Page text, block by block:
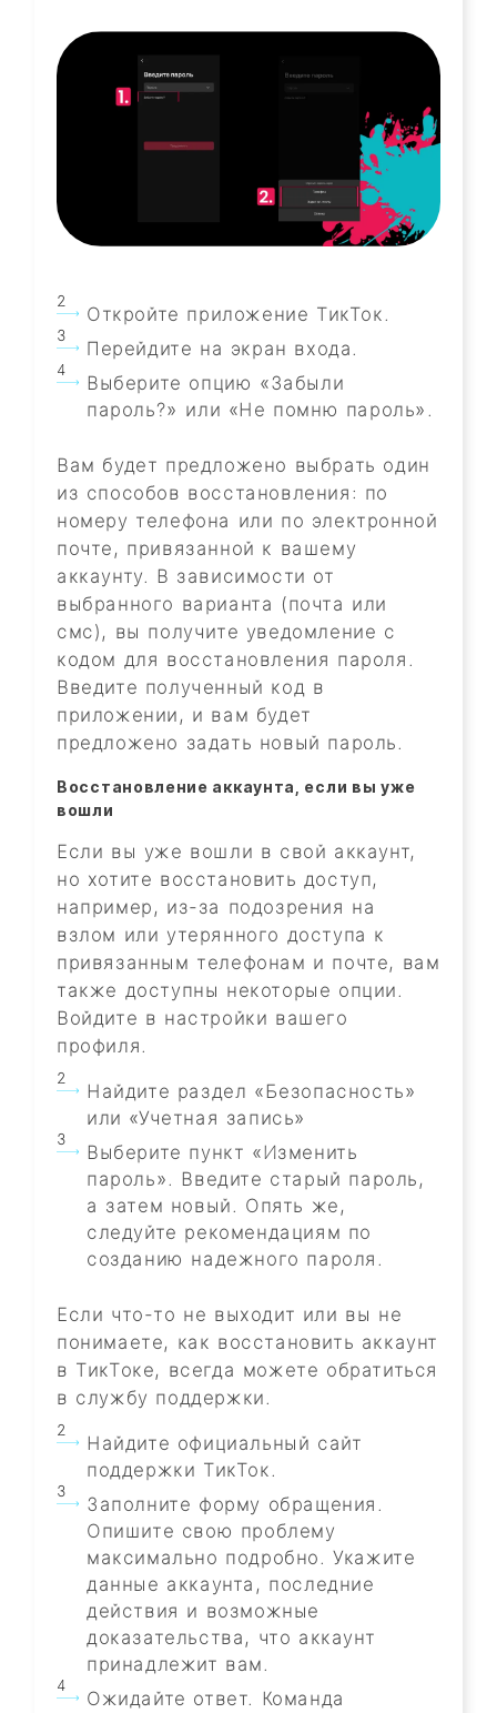
Откройте приложение ТикТок.
Перейдите на экран входа.
Выберите опцию «Забыли
пароль?» или «Не помню пароль».
Вам будет предложено выбрать один
из способов восстановления: по
номеру телефона или по электронной
почте, привязанной к вашему
аккаунту. В зависимости от
выбранного варианта (почта или
смс), вы получите уведомление с
кодом для восстановления пароля.
Введите полученный код в
приложении, и вам будет
предложено задать новый пароль.
Восстановление аккаунта, если вы уже
вошли
Если вы уже вошли в свой аккаунт,
но хотите восстановить доступ,
например, из-за подозрения на
взлом или утерянного доступа к
привязанным телефонам и почте, вам
также доступны некоторые опции.
Войдите в настройки вашего
профиля.
Найдите раздел «Безопасность»
или «Учетная запись»
Выберите пункт «Изменить
пароль». Введите старый пароль,
а затем новый. Опять же,
следуйте рекомендациям по
созданию надежного пароля.
Если что-то не выходит или вы не
понимаете, как восстановить аккаунт
в ТикТоке, всегда можете обратиться
в службу поддержки.
Найдите официальный сайт
поддержки ТикТок.
Заполните форму обращения.
Опишите свою проблему
максимально подробно. Укажите
данные аккаунта, последние
действия и возможные
доказательства, что аккаунт
принадлежит вам.
Ожидайте ответ. Команда